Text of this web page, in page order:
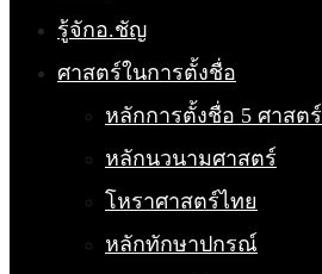
รู้จักอ.ชัญ
ศาสตร์ในการตั้งชื่อ
หลักการตั้งชื่อ 5 ศาสตร์
หลักนวนามศาสตร์
โหราศาสตร์ไทย
หลักทักษาปกรณ์